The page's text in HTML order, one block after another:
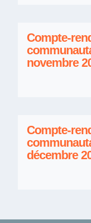
Compte-
novembre
Compte-
décembre